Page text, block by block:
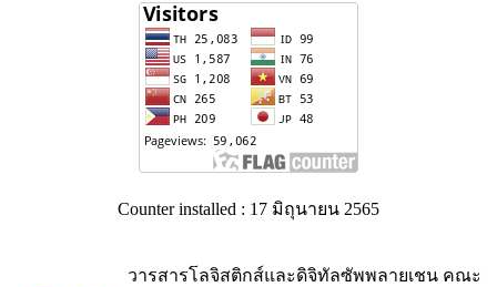
Counter installed : 17 มิถุนายน 2565
วารสารโลจิสติกส์และดิจิทัลซัพพลายเชน คณะ